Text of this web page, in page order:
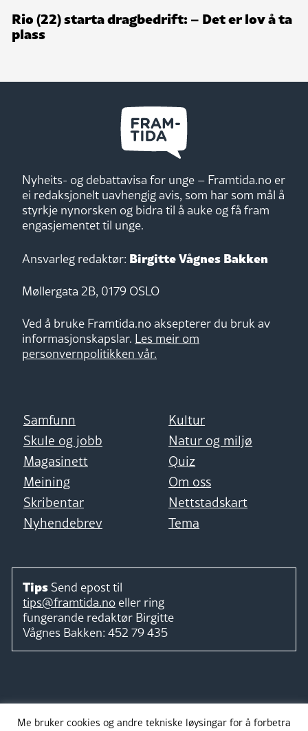
Rio (22) starta dragbedrift: – Det er lov å ta
plass
Nyheits- og debattavisa for unge – Framtida.no er
ei redaksjonelt uavhengig avis, som har som mål å
styrkje nynorsken og bidra til å auke og få fram
engasjementet til unge.
Ansvarleg redaktør: Birgitte Vågnes Bakken
Møllergata 2B, 0179 OSLO
Ved å bruke Framtida.no aksepterer du bruk av
informasjonskapslar. Les meir om
personvernpolitikken vår.
Samfunn
Kultur
Skule og jobb
Natur og miljø
Magasinett
Quiz
Meining
Om oss
Skribentar
Nettstadskart
Nyhendebrev
Tema
Tips Send epost til
tips@framtida.no eller ring
fungerande redaktør Birgitte
Vågnes Bakken: 452 79 435
Me bruker cookies og andre tekniske løysingar for å forbetra